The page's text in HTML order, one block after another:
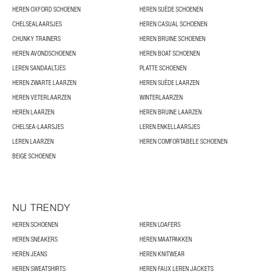
HEREN OXFORD SCHOENEN
HEREN SUÈDE SCHOENEN
CHELSEALAARSJES
HEREN CASUAL SCHOENEN
CHUNKY TRAINERS
HEREN BRUINE SCHOENEN
HEREN AVONDSCHOENEN
HEREN BOAT SCHOENEN
LEREN SANDAALTJES
PLATTE SCHOENEN
HEREN ZWARTE LAARZEN
HEREN SUÈDE LAARZEN
HEREN VETERLAARZEN
WINTERLAARZEN
HEREN LAARZEN
HEREN BRUINE LAARZEN
CHELSEA-LAARSJES
LEREN ENKELLAARSJES
LEREN LAARZEN
HEREN COMFORTABELE SCHOENEN
BEIGE SCHOENEN
NU TRENDY
HEREN SCHOENEN
HEREN LOAFERS
HEREN SNEAKERS
HEREN MAATPAKKEN
HEREN JEANS
HEREN KNITWEAR
HEREN SWEATSHIRTS
HEREN FAUX LEREN JACKETS